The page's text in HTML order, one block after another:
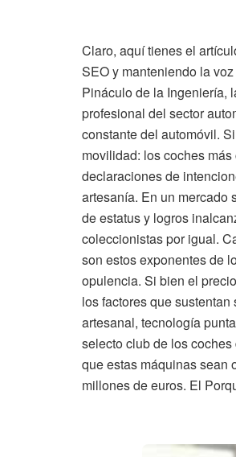
Claro, aquí tienes el
SEO y manteniendo la
Pináculo de la Ingeniería,
profesional del sector
constante del automóvil.
movilidad: los coches
declaraciones de
artesanía. En un mercado
de estatus y logros
coleccionistas por igual.
son estos exponentes de
opulencia. Si bien el
los factores que
artesanal, tecnología
selecto club de los
que estas máquinas sean
millones de euros. El